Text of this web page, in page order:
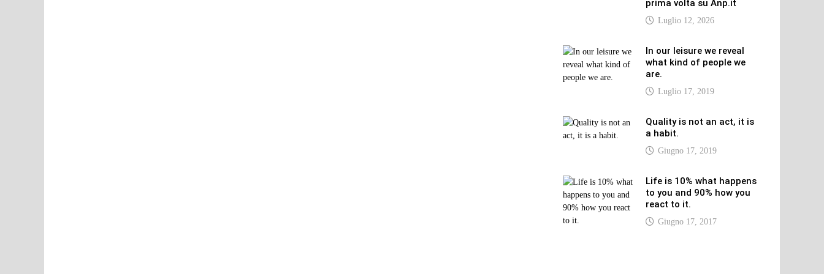
prima volta su Anp.it
Luglio 12, 2026
In our leisure we reveal
what kind of people we
are.
Luglio 17, 2019
Quality is not an act, it is
a habit.
Giugno 17, 2019
Life is 10% what happens
to you and 90% how you
react to it.
Giugno 17, 2017